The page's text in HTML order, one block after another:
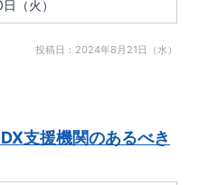
（火）
投稿日：2024年8月21日（水）
支援機関のあるべき